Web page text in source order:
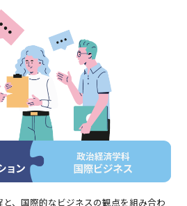
、国際的なビジネスの観点を組み合わ